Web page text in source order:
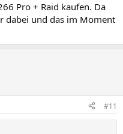
Pro + Raid kaufen. Da
dabei und das im Moment
#11